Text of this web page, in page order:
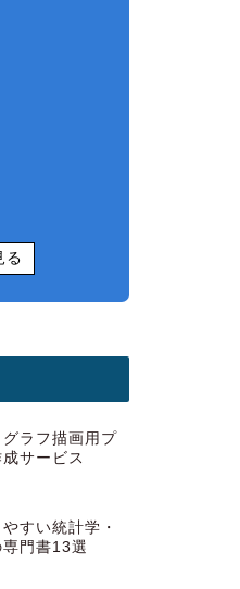
る
ラフ描画用プ
サービス
すい統計学・
門書13選